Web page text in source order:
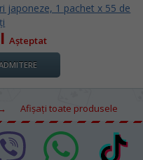
japoneze, 1 pachet х 55 de
Așteptat
Afișați toate produsele